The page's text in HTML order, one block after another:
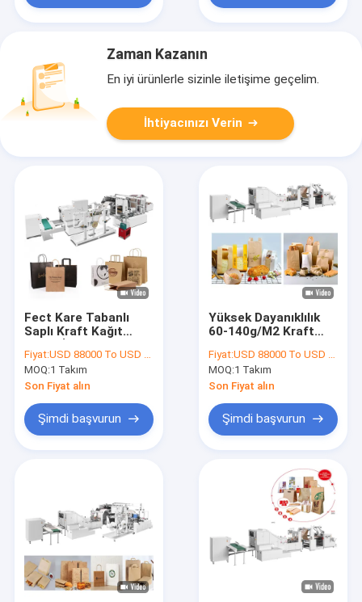
Zaman Kazanın
En iyi ürünlerle sizinle iletişime geçelim.
İhtiyacınızı Verin
Fect Kare Tabanlı
Saplı Kraft Kağıt
Makinesi
Fiyat:USD 88000 To USD 124000 Per Set
MOQ:1 Takım
Son Fiyat alın
Şimdi başvurun
Yüksek Dayanıklılık
60-140g/M2 Kraft
Otomatik
Fiyat:USD 88000 To USD 124000 Per Set
MOQ:1 Takım
Son Fiyat alın
Şimdi başvurun